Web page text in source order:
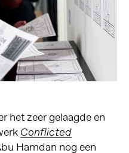
het zeer gelaagde en
Conflicted
Hamdan nog een